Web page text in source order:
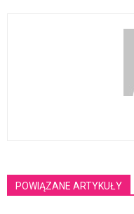
POWIĄZANE ARTYKUŁY